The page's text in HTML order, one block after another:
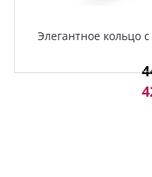
Элегантное кольцо